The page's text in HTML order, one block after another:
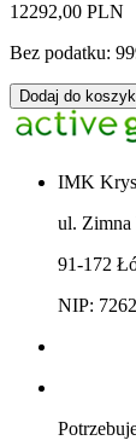
12292,00 PLN
Bez podatku:
Dodaj do
IMK
ul. Zimna
91-172
NIP: